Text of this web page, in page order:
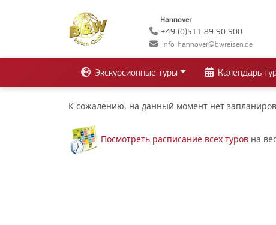
Hannover
+49 (0)511 89 90 900
info-hannover@bwreisen.de
Экскурсионные туры Календарь
К сожалению, на данный момент нет
Посмотреть расписание всех туров на